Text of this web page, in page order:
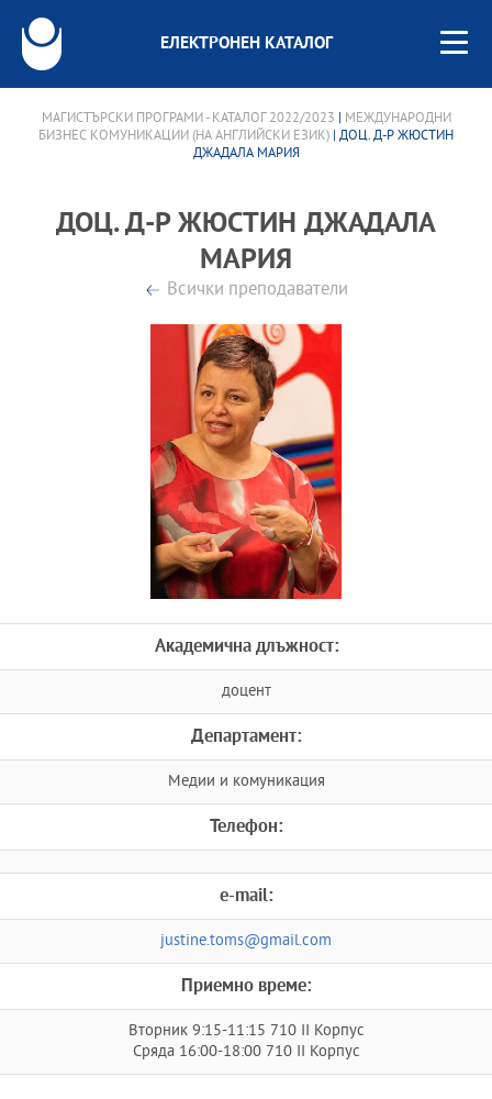
ЕЛЕКТРОНЕН КАТАЛОГ
МАГИСТЪРСКИ ПРОГРАМИ - КАТАЛОГ 2022/2023
МЕЖДУНАРОДНИ
БИЗНЕС КОМУНИКАЦИИ (НА АНГЛИЙСКИ ЕЗИК) | ДОЦ. Д-Р ЖЮСТИН
ДЖАДАЛА МАРИЯ
ДОЦ. Д-Р ЖЮСТИН ДЖАДАЛА
МАРИЯ
Всички преподаватели
Академична длъжност:
доцент
Департамент:
Медии и комуникация
Телефон:
e-mail:
justine.toms@gmail.com
Приемно време:
Вторник 9:15-11:15 710 II Корпус
Сряда 16:00-18:00 710 II Корпус